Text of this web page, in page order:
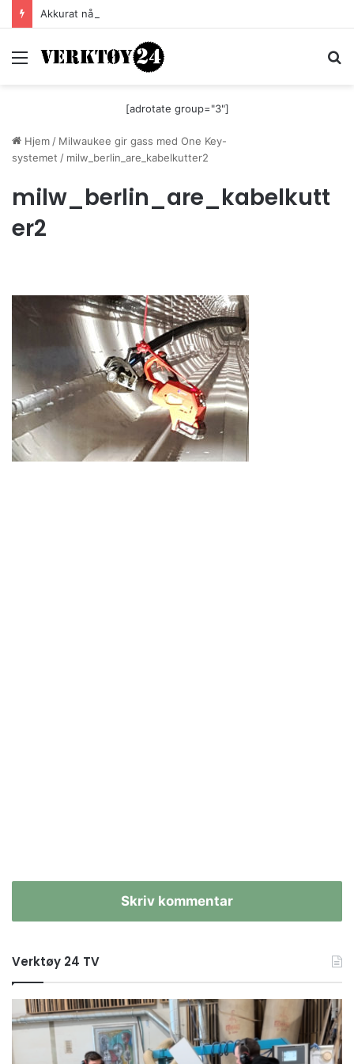
Akkurat nå er batteri-bordsaga til Festool billigere
Meny
[adrotate group="3"]
Hjem / Milwaukee gir gass med One Key-
systemet / milw_berlin_are_kabelkutter2
milw_berlin_are_kabelkutt
er2
Skriv kommentar
Verktøy 24 TV